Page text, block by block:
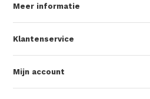
Meer informatie
Klantenservice
Mijn account